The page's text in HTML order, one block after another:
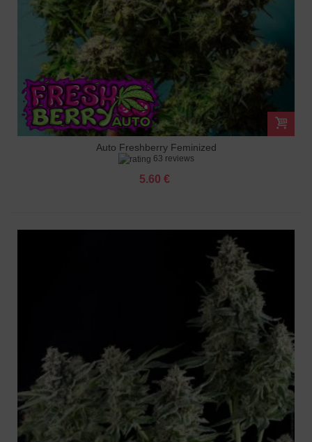
Auto Freshberry Feminized
63 reviews
5.60 €